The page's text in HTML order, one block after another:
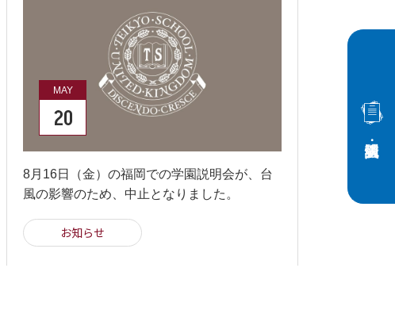
MAY
20
8月16日（金）の福岡での学園説明会が、台
風の影響のため、中止となりました。
お知らせ